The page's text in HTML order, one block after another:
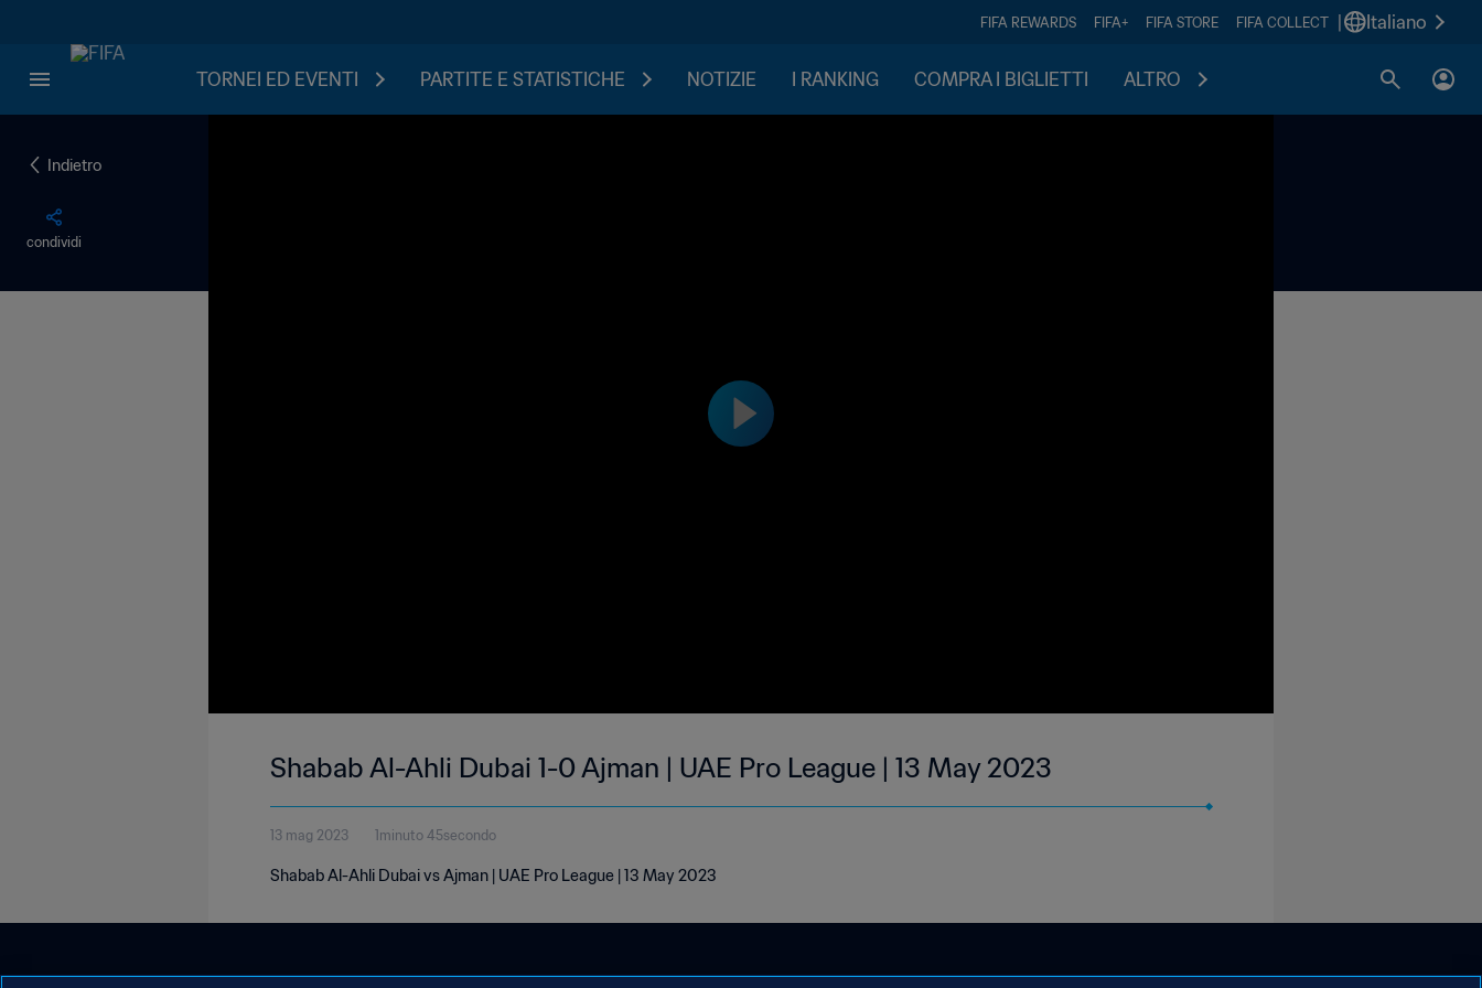
FIFA REWARDS FIFA+ FIFA STORE FIFA COLLECT Italiano
TORNEI ED EVENTI PARTITE E STATISTICHE NOTIZIE I RANKING COMPRA I BIGLIETTI ALTRO
Indietro
condividi
Shabab Al-Ahli Dubai 1-0 Ajman | UAE Pro League | 13 May 2023
13 mag 2023 1minuto 45secondo
Shabab Al-Ahli Dubai vs Ajman | UAE Pro League | 13 May 2023